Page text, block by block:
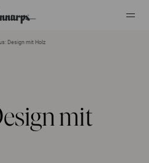
Design mit Holz
mit